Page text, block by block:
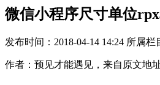
微信小程序尺寸单位
发布时间：2018-04-14 14:24 所属栏
作者：预见才能遇见，来自原文地